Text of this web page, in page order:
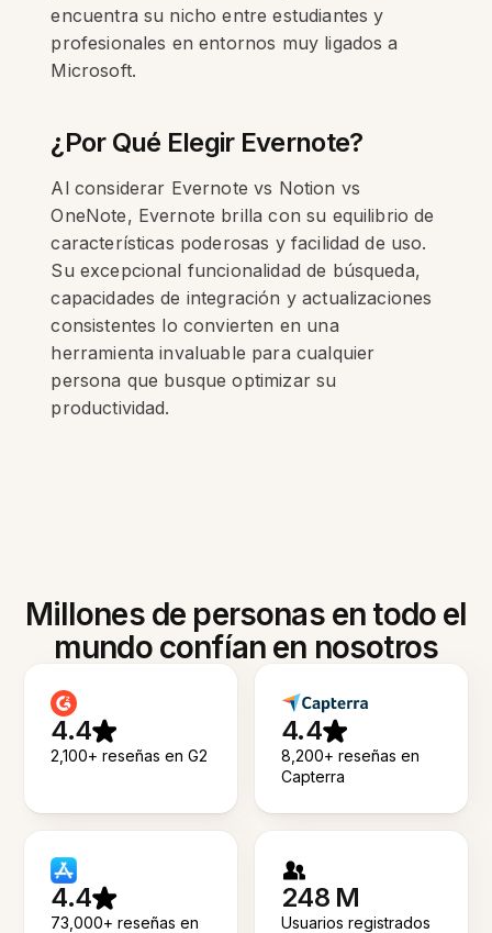
encuentra su nicho entre estudiantes y
profesionales en entornos muy ligados a
Microsoft.
¿Por Qué Elegir Evernote?
Al considerar Evernote vs Notion vs
OneNote, Evernote brilla con su equilibrio de
características poderosas y facilidad de uso.
Su excepcional funcionalidad de búsqueda,
capacidades de integración y actualizaciones
consistentes lo convierten en una
herramienta invaluable para cualquier
persona que busque optimizar su
productividad.
Millones de personas en todo el
mundo confían en nosotros
4.4
2,100+ reseñas en G2
4.4
8,200+ reseñas en
Capterra
4.4
73,000+ reseñas en
248 M
Usuarios registrados